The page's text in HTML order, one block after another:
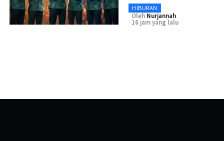
HIBURAN
Oleh Nurjannah
16 jam yang lalu